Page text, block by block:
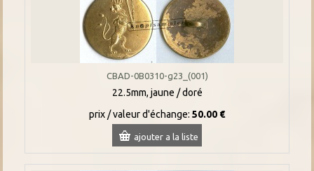
CBAD-0B0310-g23_(001)
22.5mm, jaune / doré
prix / valeur d'échange: 50.00 €
ajouter a la liste